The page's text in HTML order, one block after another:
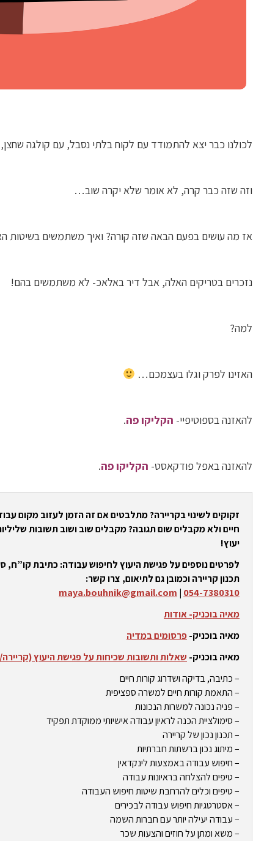
לכולנו כבר יצא להתמודד עם לקוח בלתי נסבל, עם קולגה
וזה שזה כבר קרה, לא אומר שלא יקרה שוב…
אז מה עושים בפעם הבאה שזה קורה? ואיך משתמשים בשיטות
נזכרים בטריקים האלה, אבל דיר באלאכ- לא משתמשים בהם!
למה?
האזינו לפרק וגלו בעצמכם…
להאזנה בספוטיפיי- הקליקו פה.
להאזנה באפל פודקאסט- הקליקו פה.
זקוקים לשינוי בקריירה? מתלבטים אם זה הזמן לעזוב מקום
חיים ולא מקבלים שום תגובה? מקבלים שוב ושוב תשובות
יעוץ!
לפרטים נוספים על פגישת היעוץ לחיפוש עבודה: כתיבת קו”ח,
תכנון קריירה וכמובן גם לתיאום, צרו קשר:
054-7380310
|
maya.bouhnik@gmail.com
מאיה בוכניק- אודות
מאיה בוכניק-פרסומים במדיה
מאיה בוכניק- שאלות ותשובות שכיחות על פגישת היעוץ
– כתיבה, בדיקה ושדרוג קורות חיים
– התאמת קורות חיים למשרה ספציפית
– פניה נכונה למשרות הנכונות
– סימולציית הכנה לראיון עבודה אישיותי ממוקדת תפקיד
– תכנון נכון של קריירה
– מיתוג נכון ברשתות חברתיות
– חיפוש עבודה באמצעות לינקדאין
– טיפים להצלחה בראיונות עבודה
– טיפים וכלים להרחבת שיטות חיפוש העבודה
– אסטרטגיות חיפוש עבודה לבכירים
– עבודה יעילה יותר עם חברות השמה
– משא ומתן על חוזים והצעות שכר